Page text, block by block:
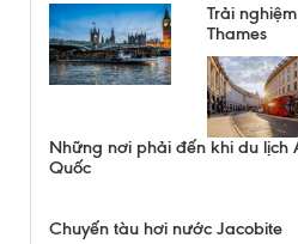
Trải
Thames
Những nơi phải đến khi du lịch
Quốc
Chuyến tàu hơi nước Jacobite